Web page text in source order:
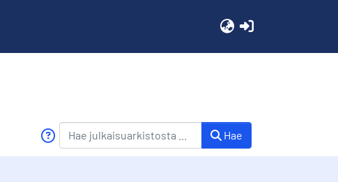
Hae